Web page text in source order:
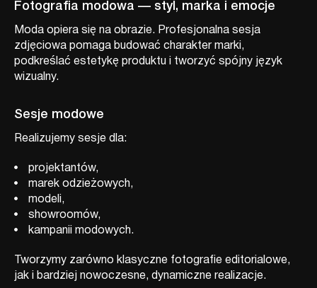
Fotografia modowa — styl, marka i emocje
Moda opiera się na obrazie. Profesjonalna sesja
zdjęciowa pomaga budować charakter marki,
podkreślać estetykę produktu i tworzyć spójny język
wizualny.
Sesje modowe
Realizujemy sesje dla:
projektantów,
marek odzieżowych,
modeli,
showroomów,
kampanii modowych.
Tworzymy zarówno klasyczne fotografie editorialowe,
jak i bardziej nowoczesne, dynamiczne realizacje.